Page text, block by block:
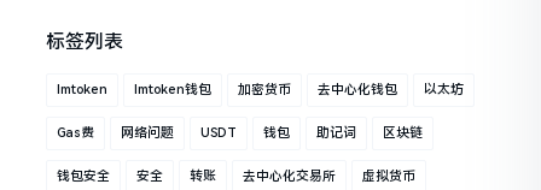
标签列表
Imtoken Imtoken钱包 加密货币 去中心化钱包 以太坊
Gas费 网络问题 USDT 钱包 助记词 区块链
钱包安全 安全 转账 去中心化交易所 虚拟货币